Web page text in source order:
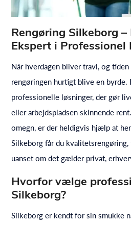
Rengøring Silkeborg
Ekspert i Professionel
Når hverdagen bliver travl, og
rengøringen hurtigt blive en byrde.
professionelle løsninger, der gør
eller arbejdspladsen skinnende
omegn, er der heldigvis hjælp at
Silkeborg får du
uanset om det gælder privat,
Hvorfor vælge
Silkeborg?
Silkeborg er kendt for sin smukke